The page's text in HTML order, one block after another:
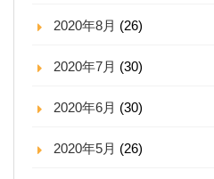
2020年8月 (26)
2020年7月 (30)
2020年6月 (30)
2020年5月 (26)